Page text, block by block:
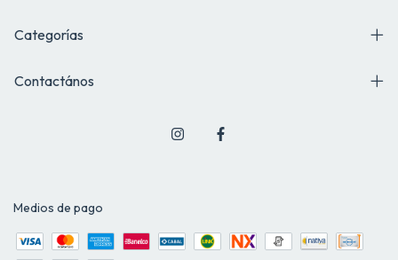
Categorías
Contactános
Medios de pago